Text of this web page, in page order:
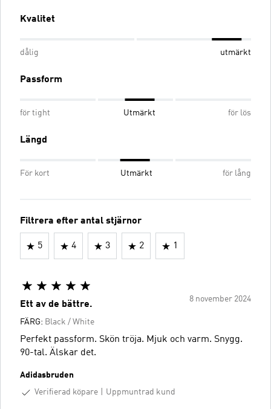
Kvalitet
dålig utmärkt
Passform
för tight Utmärkt för lös
Längd
För kort Utmärkt för lång
Filtrera efter antal stjärnor
5 4 3 2 1
8 november 2024
Ett av de bättre.
FÄRG: Black / White
Perfekt passform. Skön tröja. Mjuk och varm. Snygg.
90-tal. Älskar det.
Adidasbruden
Verifierad köpare
Uppmuntrad kund